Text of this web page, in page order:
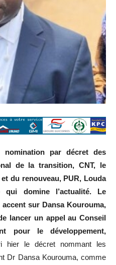
nomination par décret des
de la transition, CNT, le
du renouveau, PUR, Louda
domine l’actualité. Le
sur Dansa Kourouma,
lancer un appel au Conseil
pour le développement,
hier le décret nommant les
Dr Dansa Kourouma, comme